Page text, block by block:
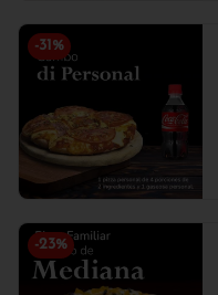
-31%
-23%